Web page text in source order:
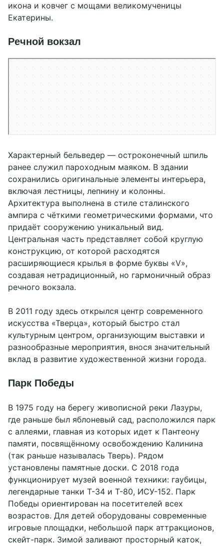
икона и ковчег с мощами великомученицы
Екатерины.
Речной вокзал
Характерный бельведер — остроконечный шпиль
ранее служил пароходным маяком. В здании
сохранились оригинальные элементы интерьера,
включая лестницы, лепнину и колонны.
Архитектура выполнена в стиле сталинского
ампира с чёткими геометрическими формами, что
придаёт сооружению уникальный вид.
Центральная часть представляет собой круглую
конструкцию, от которой расходятся
расширяющиеся крылья в форме буквы «V»,
создавая нетрадиционный, но гармоничный образ
речного вокзала.
В 2011 году здесь открылся центр современного
искусства «Тверца», который быстро стал
культурным центром, организующим выставки и
разнообразные мероприятия, внося значительный
вклад в развитие художественной жизни города.
Парк Победы
В 1975 году на берегу живописной реки Лазуры,
где раньше был яблоневый сад, расположился парк
с аллеями, главная из которых идет к Пантеону
памяти, посвящённому освобождению Калинина
(так раньше называлась Тверь). Рядом
установлены памятные доски. С 2018 года
функционирует музей военной техники: гаубицы,
легендарные танки Т-34 и Т-80, ИСУ-152. Парк
Победы ориентирован на посетителей всех
возрастов. Для детей оборудованы современные
игровые площадки, небольшой парк аттракционов,
скейт-парк. Зимой заливают просторный каток,